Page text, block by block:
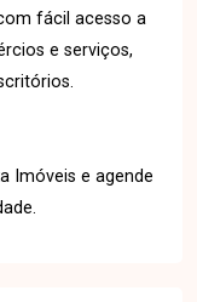
fácil acesso a
e serviços,
Imóveis e agende